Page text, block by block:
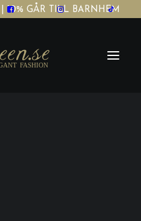
10% GÅR TILL BARNHEM
träslevar